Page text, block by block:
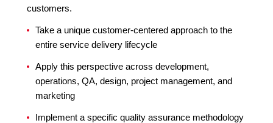
customers.
Take a unique customer-centered approach to the
entire service delivery lifecycle
Apply this perspective across development,
operations, QA, design, project management, and
marketing
Implement a specific quality assurance methodology